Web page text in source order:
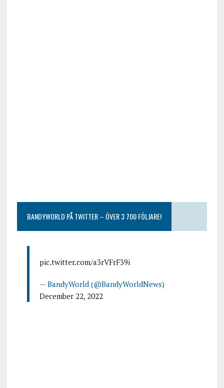
BANDYWORLD PÅ TWITTER – ÖVER 3 700 FÖLJARE!
pic.twitter.com/a3rVFrF39i
— BandyWorld (@BandyWorldNews)
December 22, 2022